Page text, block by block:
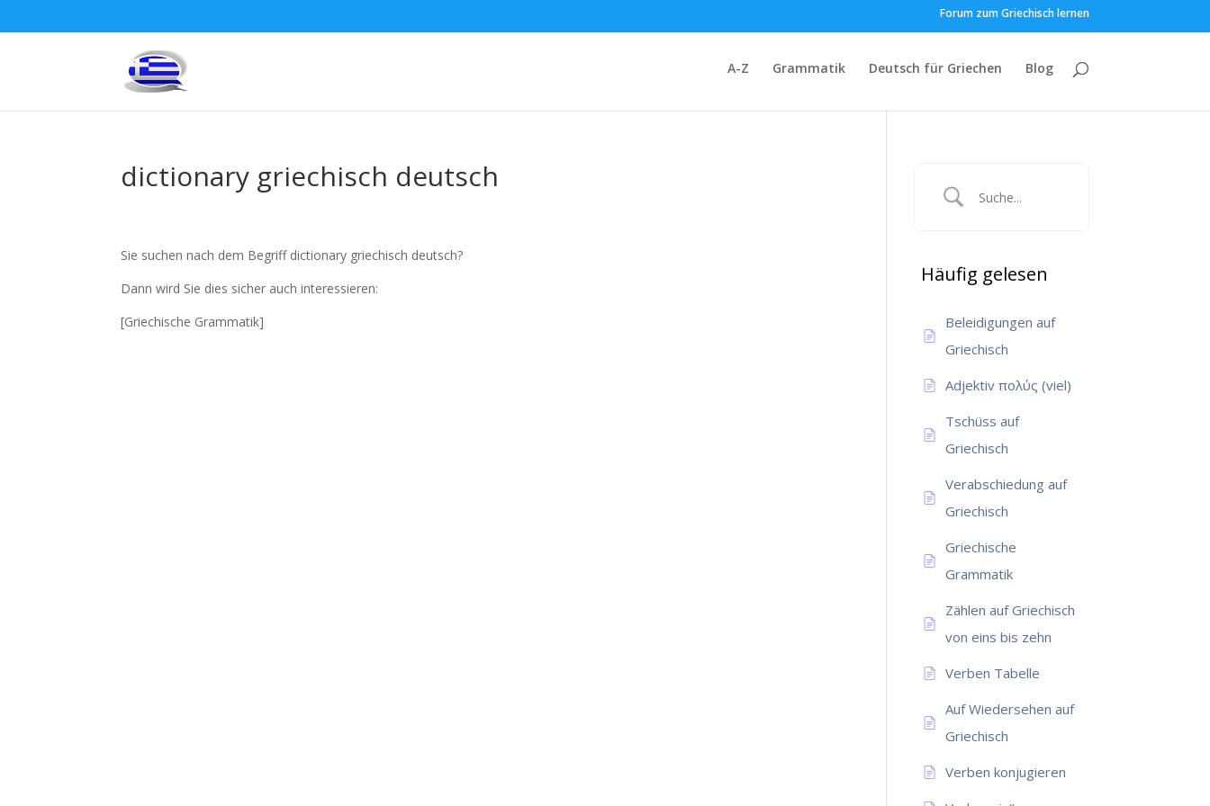
Forum zum Griechisch lernen
A-Z Grammatik Deutsch für Griechen Blog
dictionary griechisch deutsch
Sie suchen nach dem Begriff dictionary griechisch deutsch?
Dann wird Sie dies sicher auch interessieren:
[Griechische Grammatik]
Häufig gelesen
Beleidigungen auf
Griechisch
Adjektiv πολύς (viel)
Tschüss auf
Griechisch
Verabschiedung auf
Griechisch
Griechische
Grammatik
Zählen auf Griechisch
von eins bis zehn
Verben Tabelle
Auf Wiedersehen auf
Griechisch
Verben konjugieren